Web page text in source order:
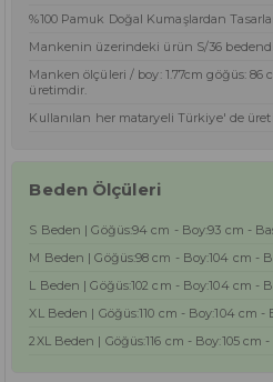
%100 Pamuk Doğal Kumaşlardan
Mankenin üzerindeki ürün S/36
Manken ölçüleri / boy: 1.77cm göğüs: 86
üretimdir.
Kullanılan her mataryeli Türkiye' de
Beden Ölçüleri
S Beden | Göğüs:94 cm - Boy:93 cm -
M Beden | Göğüs:98 cm - Boy:104 cm -
L Beden | Göğüs:102 cm - Boy:104 cm -
XL Beden | Göğüs:110 cm - Boy:104 cm -
2XL Beden | Göğüs:116 cm - Boy:105 cm